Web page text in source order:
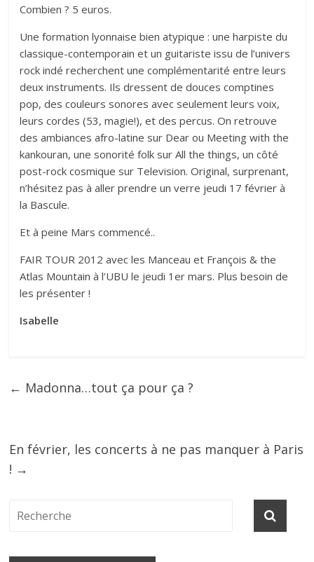
Combien ? 5 euros.
Une formation lyonnaise bien atypique : une harpiste du
classique-contemporain et un guitariste issu de l’univers
rock indé recherchent une complémentarité entre leurs
deux instruments. Ils dressent de douces comptines
pop, des couleurs sonores avec seulement leurs voix,
leurs cordes (53, magie!), et des percus. On retrouve
des ambiances afro-latine sur Dear ou Meeting with the
kankouran, une sonorité folk sur All the things, un côté
post-rock cosmique sur Television. Original, surprenant,
n’hésitez pas à aller prendre un verre jeudi 17 février à
la Bascule.
Et à peine Mars commencé..
FAIR TOUR 2012 avec les Manceau et François & the
Atlas Mountain à l’UBU le jeudi 1er mars. Plus besoin de
les présenter !
Isabelle
← Madonna…tout ça pour ça ?
En février, les concerts à ne pas manquer à Paris
! →